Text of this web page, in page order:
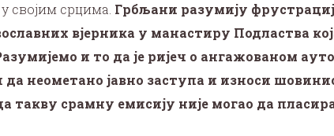
својим срцима. Грбљани разумију
вјерника у манастиру Подластва
и то да је ријеч о ангажованом
да неометано јавно заступа и износи
срамну емисију није могао да